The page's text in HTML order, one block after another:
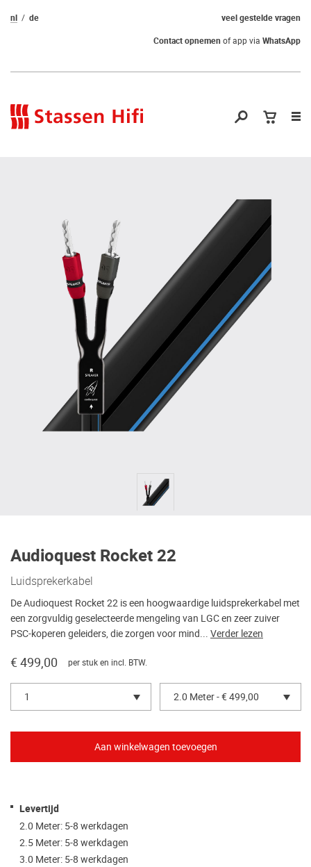
veel gestelde vragen
nl
de
Contact opnemenof app via WhatsApp
Audioquest Rocket 22
Luidsprekerkabel
De Audioquest Rocket 22 is een hoogwaardige luidsprekerkabel met
een zorgvuldig geselecteerde mengeling van LGC en zeer zuiver
PSC-koperen geleiders, die zorgen voor mind... Verder lezen
€ 499,00 per stuk en incl. BTW.
1 2.0 Meter - € 499,00
Levertijd
2.0 Meter: 5-8 werkdagen
2.5 Meter: 5-8 werkdagen
3.0 Meter: 5-8 werkdagen